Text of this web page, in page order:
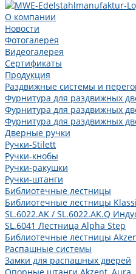
О компании
Новости
Фотогалерея
Видеогалерея
Сертификаты
Продукция
Раздвижные системы и
Фурнитура для раздвижных
Фурнитура для раздвижных
Фурнитура для раздвижных
Дверные ручки
Ручки-Stilett
Ручки-кнобы
Ручки-ракушки
Ручки-штанги
Библиотечные лестницы
Библиотечные лестницы
SL.6022.AK / SL.6022.AK.Q
SL.6041 Лестница Alpha Step
Библиотечные лестницы
Распашные системы
Замки для распашных дверей